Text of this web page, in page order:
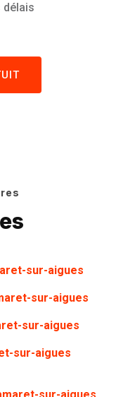
délais
sur-aigues
sur-aigues
sur-aigues
sur-aigues